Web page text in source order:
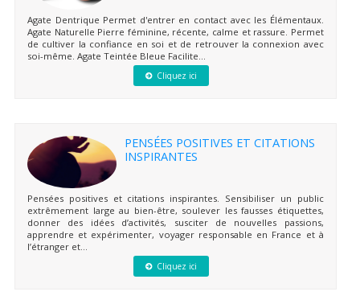
Agate Dentrique Permet d'entrer en contact avec les Élémentaux.
Agate Naturelle Pierre féminine, récente, calme et rassure. Permet
de cultiver la confiance en soi et de retrouver la connexion avec
soi-même. Agate Teintée Bleue Facilite...
Cliquez ici
PENSÉES POSITIVES ET CITATIONS
INSPIRANTES
Pensées positives et citations inspirantes. Sensibiliser un public
extrêmement large au bien-être, soulever les fausses étiquettes,
donner des idées d’activités, susciter de nouvelles passions,
apprendre et expérimenter, voyager responsable en France et à
l’étranger et...
Cliquez ici